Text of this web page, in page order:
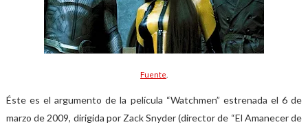
Fuente
Éste es el argumento de la película “Watchmen” estrenada el 6 de
marzo de 2009, dirigida por Zack Snyder (director de “El Amanecer de